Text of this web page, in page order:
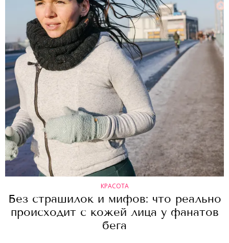
КРАСОТА
Без страшилок и мифов: что реально
происходит с кожей лица у фанатов
бега